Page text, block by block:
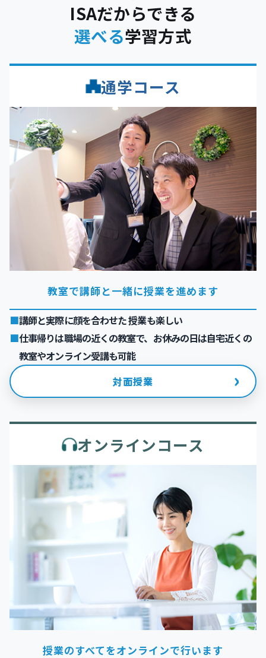
ISAだからできる
選べる学習方式
通学コース
教室で講師と一緒に授業を進めます
講師と実際に顔を合わせた 授業も楽しい
仕事帰りは職場の近くの教室で、お休みの日は自宅近くの
教室やオンライン受講も可能
対面授業
›
オンラインコース
授業のすべてをオンラインで行います